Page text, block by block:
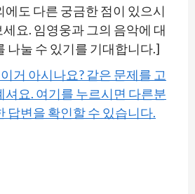
에도 다른 궁금한 점이 있으시
요. 임영웅과 그의 음악에 대
나눌 수 있기를 기대합니다.]
거 아시나요? 같은 문제를 고
셔요. 여기를 누르시면 다른분
답변을 확인할 수 있습니다.